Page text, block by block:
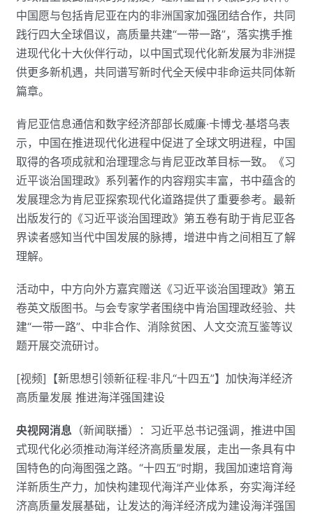
中国愿与包括肯尼亚在内的非洲国家加强团结合作，共同
践行四大全球倡议，高质量共建“一带一路”，落实携手推
进现代化十大伙伴行动，以中国式现代化新发展为非洲提
供更多新机遇，共同谱写新时代全天候中非命运共同体新
篇章。
肯尼亚信息通信和数字经济部部长威廉·卡博戈·基塔乌表
示，中国在推进现代化进程中促进了全球文明进程，中国
取得的各项成就和治理理念与肯尼亚改革目标一致。《习
近平谈治国理政》系列著作的内容翔实丰富，书中蕴含的
发展理念为肯尼亚探索现代化道路提供了重要参考。最新
出版发行的《习近平谈治国理政》第五卷有助于肯尼亚各
界读者感知当代中国发展的脉搏，增进中肯之间相互了解
理解。
活动中，中方向外方嘉宾赠送《习近平谈治国理政》第五
卷英文版图书。与会专家学者围绕中肯治国理政经验、共
建“一带一路”、中非合作、消除贫困、人文交流互鉴等议
题开展交流研讨。
[视频]【新思想引领新征程·非凡“十四五”】加快海洋经济
高质量发展 推进海洋强国建设
央视网消息 （新闻联播）：习近平总书记强调，推进中国
式现代化必须推动海洋经济高质量发展，走出一条具有中
国特色的向海图强之路。“十四五”时期，我国加速培育海
洋新质生产力，加快构建现代海洋产业体系，夯实海洋经
济高质量发展基础，让发达的海洋经济成为建设海洋强国